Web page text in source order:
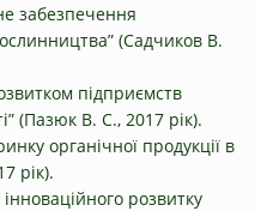
забезпечення
(Садчиков В.
підприємств
(Пазюк В. С., 2017 рік).
органічної продукції в
рік).
розвитку